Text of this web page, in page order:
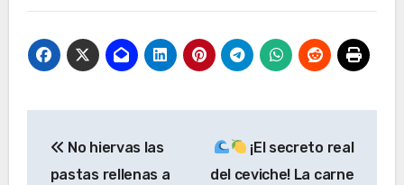
de
No hiervas las
pastas rellenas a
¡El secreto real
del ceviche! La carne